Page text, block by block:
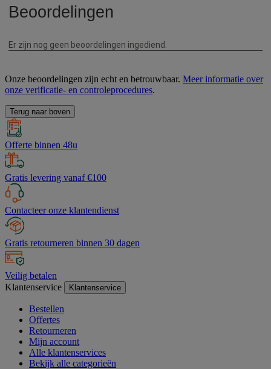
Onze beoordelingen zijn echt en betrouwbaar. Meer informatie over
onze verificatie- en controleprocedures.
Terug naar boven
Offerte binnen 48u
Gratis levering vanaf €100
Contacteer onze klantendienst
Gratis retourneren binnen 30 dagen
Veilig betalen
Klantenservice
Klantenservice
Bestellen
Offertes
Retourneren
Mijn account
Alle klantenservices
Bekijk alle categorieën